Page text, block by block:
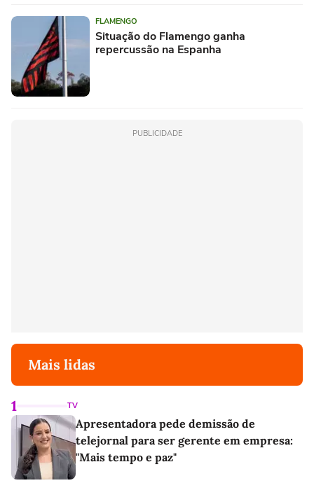
FLAMENGO
Situação do Flamengo ganha
repercussão na Espanha
PUBLICIDADE
Mais lidas
1 TV
Apresentadora pede demissão de
telejornal para ser gerente em empresa:
"Mais tempo e paz"